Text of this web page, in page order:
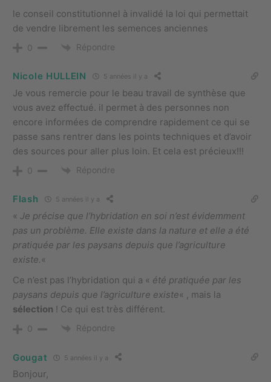
le conseil constitutionnel à invalidé la loi qui permettait
de vendre librement les semences anciennes
0 Répondre
Nicole HULLEIN 5 années il y a
Je vous remercie pour le beau travail de synthèse que
vous avez effectué. il permet à des personnes non
encore informées de comprendre rapidement ce qui se
passe sans rentrer dans les points techniques et d’avoir
des sources pour aller plus loin. Et cela est précieux!!!
0 Répondre
Flash 5 années il y a
« Je précise que l’hybridation en soi n’est évidemment
pas un problème. Elle existe dans la nature et elle a été
pratiquée par les paysans depuis que l’agriculture
existe.«
Ce n’est pas l’hybridation qui a « été pratiquée par les
paysans depuis que l’agriculture existe« , mais la
sélection ! Ce qui est très différent.
0 Répondre
Gougat 5 années il y a
Bonjour,